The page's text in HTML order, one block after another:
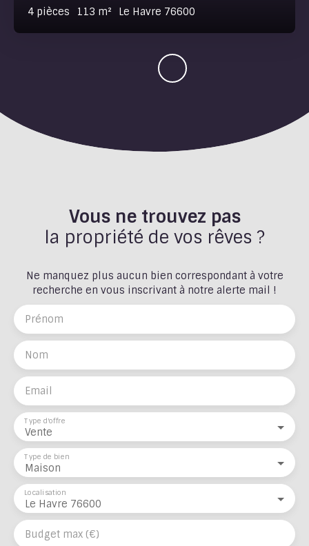
4 pièces 113 m² Le Havre 76600
Vous ne trouvez pas
la propriété de vos rêves ?
Ne manquez plus aucun bien correspondant à votre
recherche en vous inscrivant à notre alerte mail !
Prénom
Nom
Email
Vente
Type d'offre
Maison
Type de bien
Le Havre 76600
Localisation
Budget max (€)